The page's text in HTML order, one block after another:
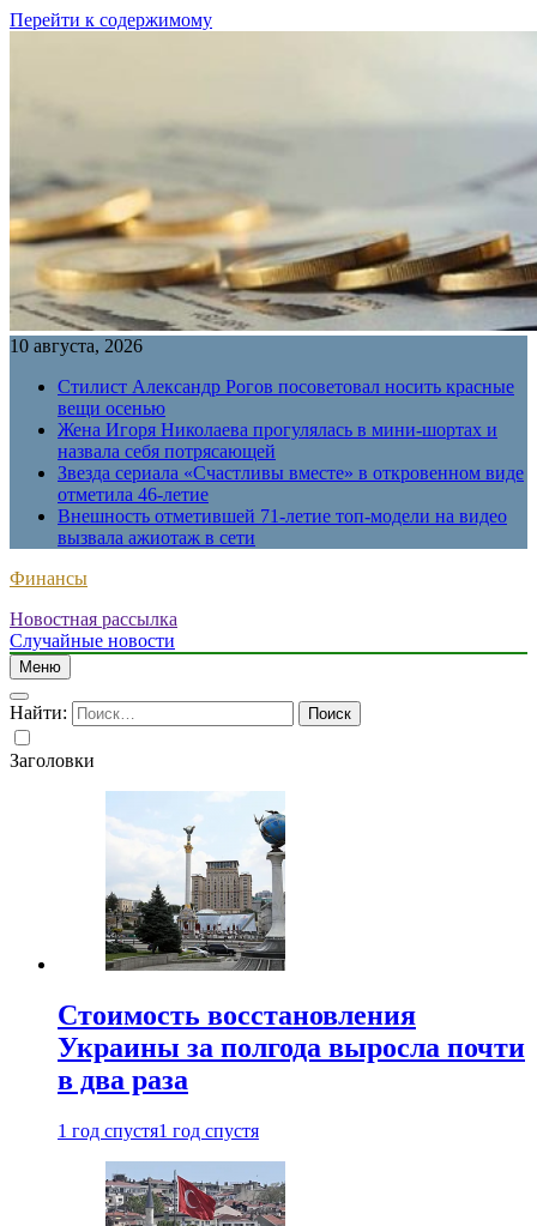
Перейти к содержимому
10 августа, 2026
Стилист Александр Рогов посоветовал носить красные
вещи осенью
Жена Игоря Николаева прогулялась в мини-шортах и
назвала себя потрясающей
Звезда сериала «Счастливы вместе» в откровенном виде
отметила 46-летие
Внешность отметившей 71-летие топ-модели на видео
вызвала ажиотаж в сети
Финансы
Новостная рассылка
Случайные новости
Меню
Найти:
Заголовки
Стоимость восстановления
Украины за полгода выросла почти
в два раза
1 год спустя1 год спустя